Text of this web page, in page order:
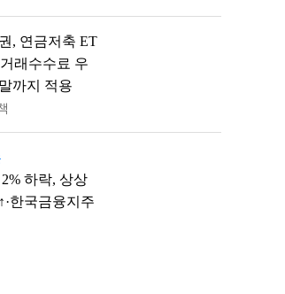
, 연금저축 ET
래수수료 우
까지 적용
하락, 상상
한국금융지주